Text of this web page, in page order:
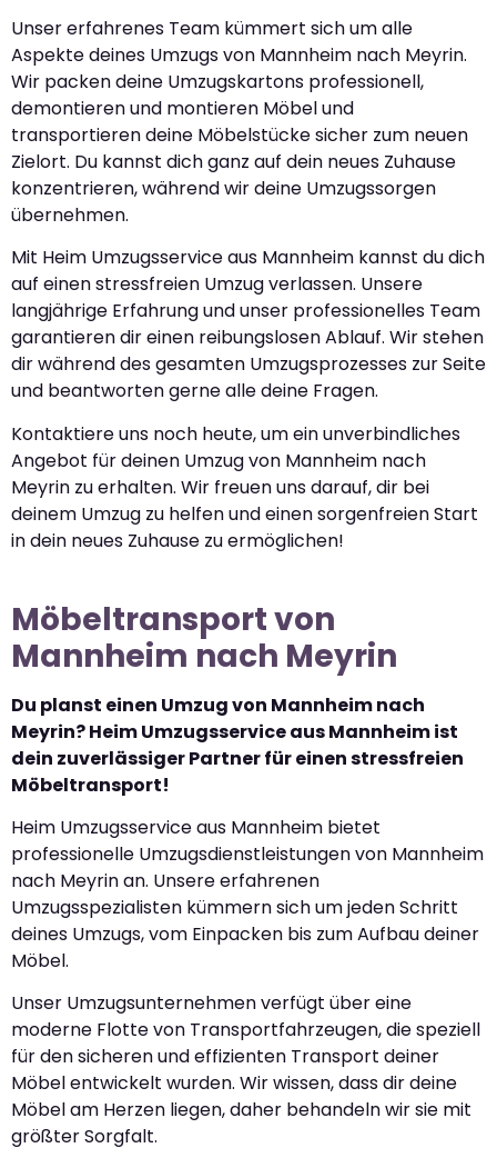
Unser erfahrenes Team kümmert sich um alle
Aspekte deines Umzugs von Mannheim nach Meyrin.
Wir packen deine Umzugskartons professionell,
demontieren und montieren Möbel und
transportieren deine Möbelstücke sicher zum neuen
Zielort. Du kannst dich ganz auf dein neues Zuhause
konzentrieren, während wir deine Umzugssorgen
übernehmen.
Mit Heim Umzugsservice aus Mannheim kannst du dich
auf einen stressfreien Umzug verlassen. Unsere
langjährige Erfahrung und unser professionelles Team
garantieren dir einen reibungslosen Ablauf. Wir stehen
dir während des gesamten Umzugsprozesses zur Seite
und beantworten gerne alle deine Fragen.
Kontaktiere uns noch heute, um ein unverbindliches
Angebot für deinen Umzug von Mannheim nach
Meyrin zu erhalten. Wir freuen uns darauf, dir bei
deinem Umzug zu helfen und einen sorgenfreien Start
in dein neues Zuhause zu ermöglichen!
Möbeltransport von
Mannheim nach Meyrin
Du planst einen Umzug von Mannheim nach
Meyrin? Heim Umzugsservice aus Mannheim ist
dein zuverlässiger Partner für einen stressfreien
Möbeltransport!
Heim Umzugsservice aus Mannheim bietet
professionelle Umzugsdienstleistungen von Mannheim
nach Meyrin an. Unsere erfahrenen
Umzugsspezialisten kümmern sich um jeden Schritt
deines Umzugs, vom Einpacken bis zum Aufbau deiner
Möbel.
Unser Umzugsunternehmen verfügt über eine
moderne Flotte von Transportfahrzeugen, die speziell
für den sicheren und effizienten Transport deiner
Möbel entwickelt wurden. Wir wissen, dass dir deine
Möbel am Herzen liegen, daher behandeln wir sie mit
größter Sorgfalt.